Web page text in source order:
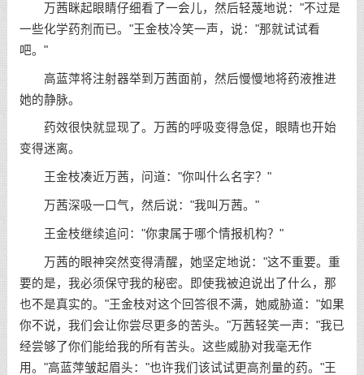
万茜眯起眼睛仔细看了一会儿，然后轻蔑地说："不过是
一些化学药剂而已。"王金枝冷笑一声，说："那就试试看
吧。"
高蓝萍将注射器举到万茜面前，然后慢慢地将药液推进
她的静脉。
药效很快就显现了。万茜的呼吸变得急促，眼睛也开始
变得迷离。
王金枝凑近万茜，问道："你叫什么名字？"
万茜深吸一口气，然后说："我叫万茜。"
王金枝继续追问："你隶属于哪个情报机构？"
万茜的眼神突然变得清醒，她坚定地说："这不重要。重
要的是，我必须保守我的秘密。即使我被迫说出了什么，那
也不是真实的。"王金枝对这个回答很不满，她威胁道："如果
你不说，我们会让你尝尽更多的苦头。"万茜轻笑一声："我已
经尝够了你们能给我的所有苦头。这些威胁对我毫无作
用。"高蓝萍皱起眉头："也许我们该试试更高剂量的药。"王